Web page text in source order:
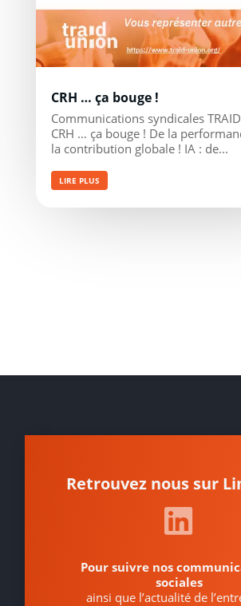
CRH … ça bouge !
Communications syndicales
CRH … ça bouge ! De la
la contribution globale ! IA : de...
LIRE PLUS
Retrouvez nous sur
Pour suivre nos
sociales
ainsi que l’actualité de